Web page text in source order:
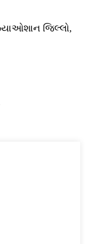
જિલ્લો,